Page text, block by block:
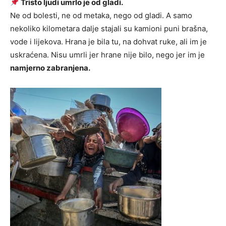
Tristo ljudi umrlo je od gladi.
Ne od bolesti, ne od metaka, nego od gladi. A samo
nekoliko kilometara dalje stajali su kamioni puni brašna,
vode i lijekova. Hrana je bila tu, na dohvat ruke, ali im je
uskraćena. Nisu umrli jer hrane nije bilo, nego jer im je
namjerno zabranjena.